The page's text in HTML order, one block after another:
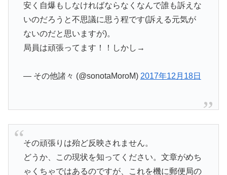
安く自爆もしなければならなくなんで誰も訴えな
いのだろうと不思議に思う程です(訴える元気が
ないのだと思いますが)。
局員は頑張ってます！！しかし→
— その他諸々 (@sonotaMoroM) 2017年12月18日
その頑張りは殆ど反映されません。
どうか、この現状を知ってください。文章がめち
ゃくちゃではあるのですが、これを機に郵便局の